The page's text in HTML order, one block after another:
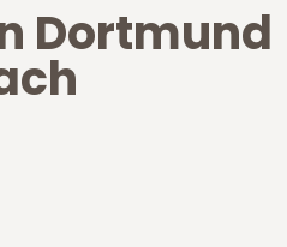
Dortmund